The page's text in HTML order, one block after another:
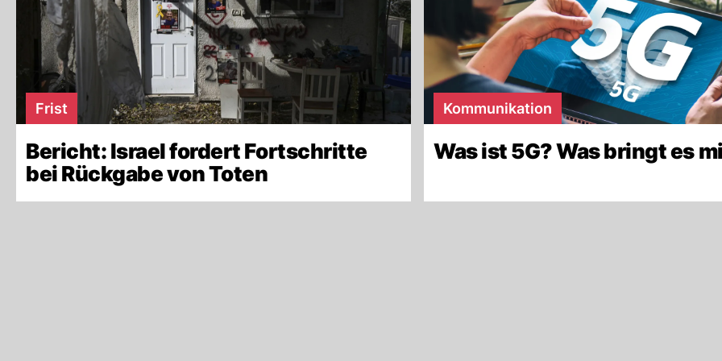
Frist
Bericht: Israel fordert Fortschritte
bei Rückgabe von Toten
Kommunikation
Was ist 5G? Was bringt es